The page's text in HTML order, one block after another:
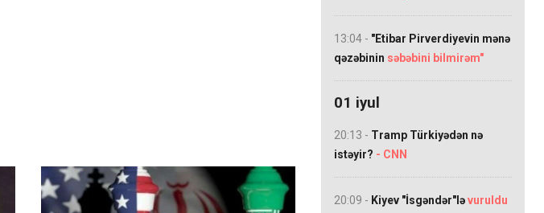
13:04 - "Etibar Pirverdiyevin mənə
qəzəbinin səbəbini bilmirəm"
01 iyul
20:13 - Tramp Türkiyədən nə
istəyir? - CNN
20:09 - Kiyev "İsgəndər"ləvuruldu